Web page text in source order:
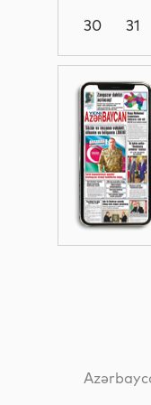
Dünya
Dünya
30
31